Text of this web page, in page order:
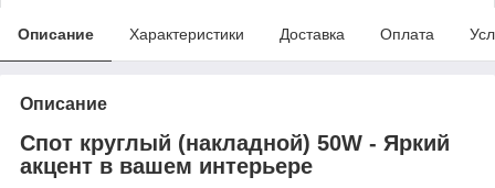
Описание Характеристики Доставка Оплата
Описание
Спот круглый (накладной) 50W - Яркий
акцент в вашем интерьере